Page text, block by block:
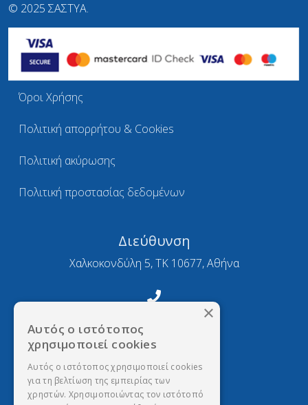
© 2025 ΣΑΣΤΥΑ.
Όροι Χρήσης
Πολιτική απορρήτου & Cookies
Πολιτική ακύρωσης
Πολιτική προστασίας δεδομένων
Διεύθυνση
Χαλκοκονδύλη 5, ΤΚ 10677, Αθήνα
2103634377
Email
×
Αυτός ο ιστότοπος
χρησιμοποιεί cookies
Αυτός ο ιστότοπος χρησιμοποιεί cookies
για τη βελτίωση της εμπειρίας των
χρηστών. Χρησιμοποιώντας τον ιστότοπό